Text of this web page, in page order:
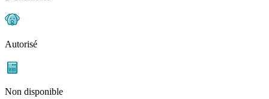
Autorisé
Non disponible